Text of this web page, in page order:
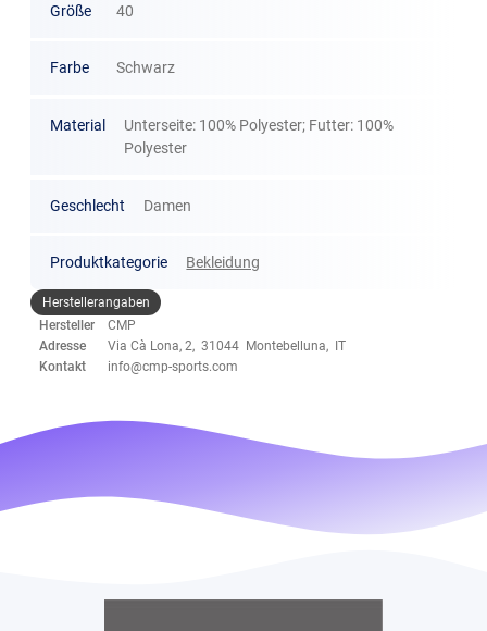
Größe 40
Farbe Schwarz
Material
Unterseite: 100% Polyester; Futter: 100%
Polyester
Geschlecht Damen
Produktkategorie Bekleidung
Herstellerangaben
Hersteller
CMP
Adresse
Via Cà Lona, 2, 31044 Montebelluna, IT
Kontakt
info@cmp-sports.com